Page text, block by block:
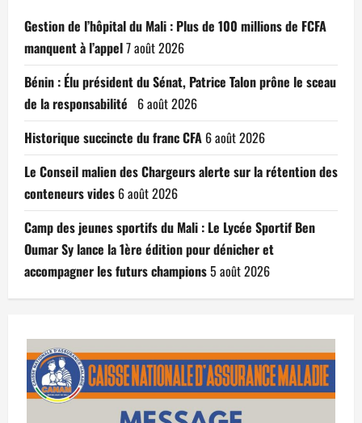
Gestion de l’hôpital du Mali : Plus de 100 millions de FCFA
manquent à l’appel7 août 2026
Bénin : Élu président du Sénat, Patrice Talon prône le sceau
de la responsabilité 6 août 2026
Historique succincte du franc CFA 6 août 2026
Le Conseil malien des Chargeurs alerte sur la rétention des
conteneurs vides 6 août 2026
Camp des jeunes sportifs du Mali : Le Lycée Sportif Ben
Oumar Sy lance la 1ère édition pour dénicher et
accompagner les futurs champions5 août 2026